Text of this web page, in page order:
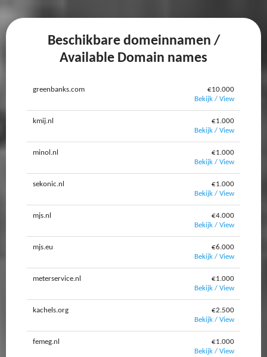
Beschikbare domeinnamen /
Available Domain names
greenbanks.com
€10.000
Bekijk / View
kmij.nl
€1.000
Bekijk / View
minol.nl
€1.000
Bekijk / View
sekonic.nl
€1.000
Bekijk / View
mjs.nl
€4.000
Bekijk / View
mjs.eu
€6.000
Bekijk / View
meterservice.nl
€1.000
Bekijk / View
kachels.org
€2.500
Bekijk / View
femeg.nl
€1.000
Bekijk / View